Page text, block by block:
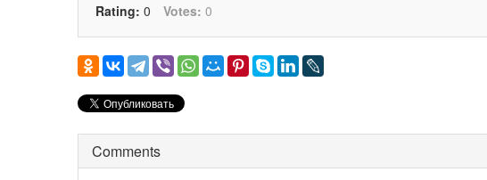
Rating: 0 Votes: 0
Comments